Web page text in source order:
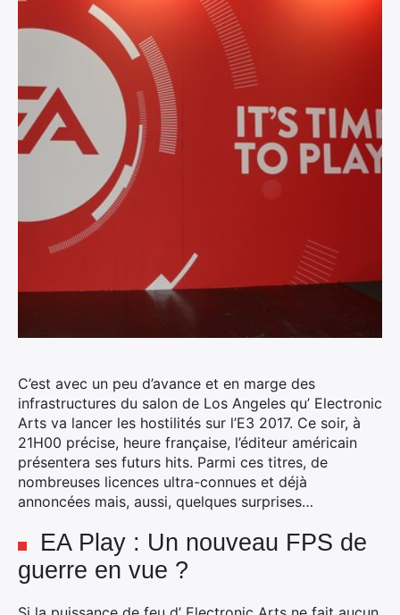
C’est avec un peu d’avance et en marge des
infrastructures du salon de Los Angeles qu’ Electronic
Arts va lancer les hostilités sur l’E3 2017. Ce soir, à
21H00 précise, heure française, l’éditeur américain
présentera ses futurs hits. Parmi ces titres, de
nombreuses licences ultra-connues et déjà
annoncées mais, aussi, quelques surprises…
EA Play : Un nouveau FPS de
guerre en vue ?